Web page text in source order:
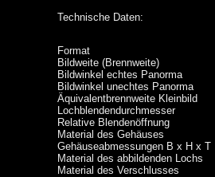
Technische Daten:
Format
Bildweite (Brennweite)
Bildwinkel echtes Panorma
Bildwinkel unechtes Panorma
Äquivalentbrennweite Kleinbild
Lochblendendurchmesser
Relative Blendenöffnung
Material des Gehäuses
Gehäuseabmessungen B x H x T
Material des abbildenden Lochs
Material des Verschlusses